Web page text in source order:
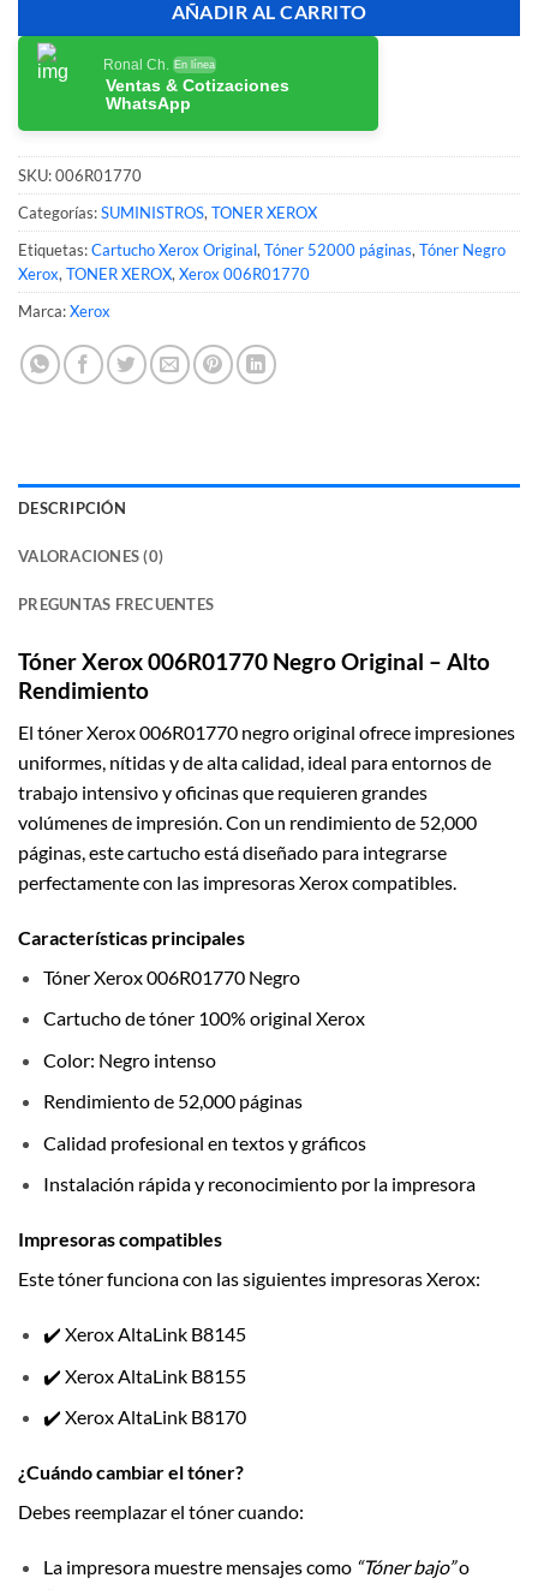
AÑADIR AL CARRITO
Ronal Ch. En línea
Ventas & Cotizaciones
WhatsApp
SKU:006R01770
Categorías:SUMINISTROS, TONER XEROX
Etiquetas:Cartucho Xerox Original, Tóner 52000 páginas, Tóner Negro
Xerox, TONER XEROX, Xerox 006R01770
Marca:Xerox
DESCRIPCIÓN
VALORACIONES (0)
PREGUNTAS FRECUENTES
Tóner Xerox 006R01770 Negro Original – Alto
Rendimiento
El tóner Xerox 006R01770 negro original ofrece impresiones
uniformes, nítidas y de alta calidad, ideal para entornos de
trabajo intensivo y oficinas que requieren grandes
volúmenes de impresión. Con un rendimiento de 52,000
páginas, este cartucho está diseñado para integrarse
perfectamente con las impresoras Xerox compatibles.
Características principales
Tóner Xerox 006R01770 Negro
Cartucho de tóner 100% original Xerox
Color: Negro intenso
Rendimiento de 52,000 páginas
Calidad profesional en textos y gráficos
Instalación rápida y reconocimiento por la impresora
Impresoras compatibles
Este tóner funciona con las siguientes impresoras Xerox:
✔️ Xerox AltaLink B8145
✔️ Xerox AltaLink B8155
✔️ Xerox AltaLink B8170
¿Cuándo cambiar el tóner?
Debes reemplazar el tóner cuando:
La impresora muestre mensajes como “Tóner bajo”o